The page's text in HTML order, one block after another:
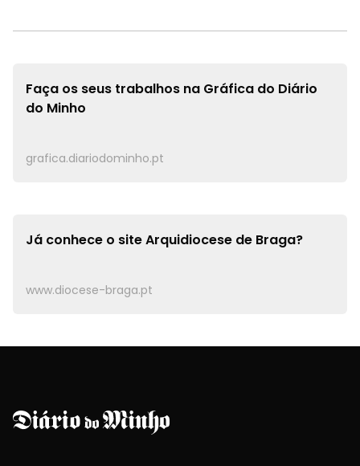
Faça os seus trabalhos na Gráfica do Diário
do Minho
grafica.diariodominho.pt
Já conhece o siteArquidiocese de Braga?
www.diocese-braga.pt